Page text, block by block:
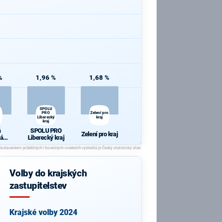
1,96 %
SPOLU
PRO
Liberecký
kraj
SPOLU PRO
Liberecký kraj
1,68 %
Zelení pro
kraj
Zelení pro kraj
Volby do krajských
zastupitelstev
Krajské volby 2024